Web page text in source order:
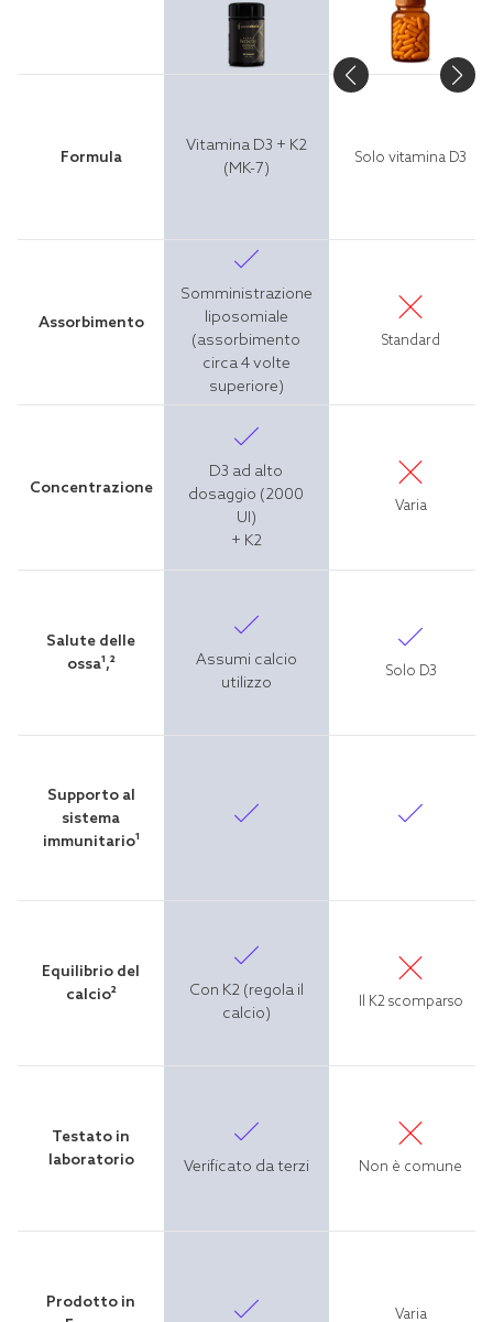
Formula
Assorbimento
Concentrazione
Salute delle
ossa¹,²
Supporto al
sistema
immunitario¹
Equilibrio del
calcio²
Testato in
laboratorio
Prodotto in
Vitamina D3 + K2
(MK-7)
Somministrazione
liposomiale
(assorbimento
circa 4 volte
superiore)
D3 ad alto
dosaggio (2000
UI)
+ K2
Assumi calcio
utilizzo
Con K2 (regola il
calcio)
Verificato da terzi
Solo vitamina D3
Standard
Varia
Solo D3
Il K2 scomparso
Non è comune
Varia